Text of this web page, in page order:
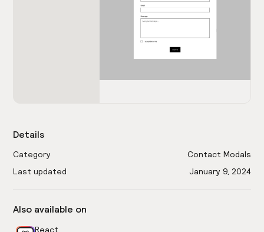
Details
Category
Contact Modals
Last updated
January 9, 2024
Also available on
React